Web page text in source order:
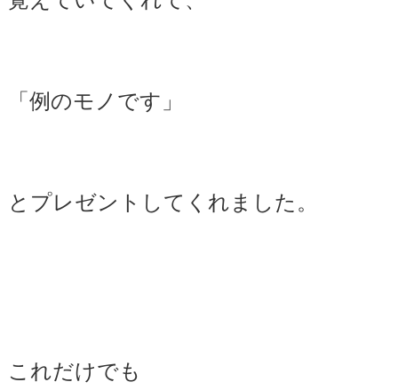
「例のモノです」
とプレゼントしてくれました。
これだけでも